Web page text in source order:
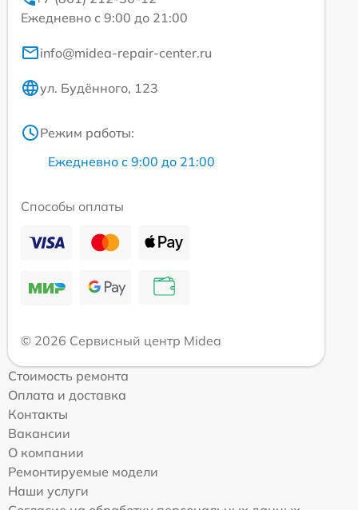
Ежедневно с 9:00 до 21:00
info@midea-repair-center.ru
ул. Будённого, 123
Режим работы:
Ежедневно с 9:00 до 21:00
Способы оплаты
© 2026 Сервисный центр Midea
Стоимость ремонта
Оплата и доставка
Контакты
Вакансии
О компании
Ремонтируемые модели
Наши услуги